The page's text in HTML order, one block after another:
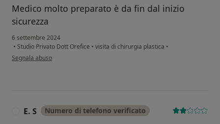
Medico molto preparato è da fin dal inizio
sicurezza
6 settembre 2024
• Studio Privato Dott Orefice • visita di chirurgia plastica •
secondo l'opinione dell'utente Jennifer
Segnala abuso
E. S Numero di telefono verificato